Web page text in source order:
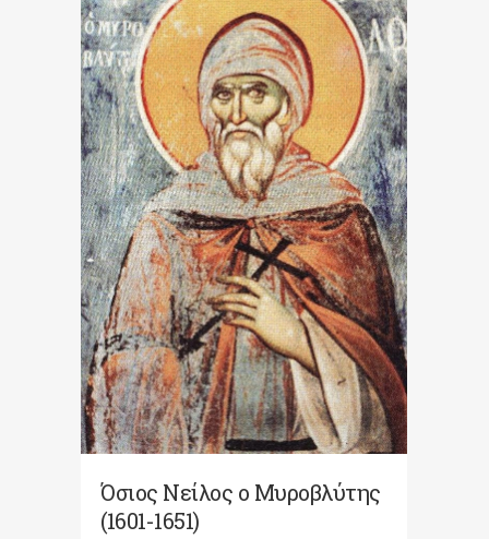
Όσιος Νείλος ο Μυροβλύτης
(1601-1651)